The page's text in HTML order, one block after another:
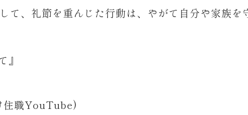
て、礼節を重んじた行動は、やがて自分や家族を
住職YouTube)